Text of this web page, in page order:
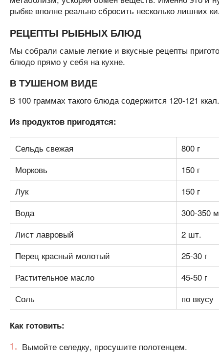
рыбке вполне реально сбросить несколько лишних
РЕЦЕПТЫ РЫБНЫХ БЛЮД
Мы собрали самые легкие и вкусные рецепты
блюдо прямо у себя на кухне.
В ТУШЕНОМ ВИДЕ
В 100 граммах такого блюда содержится 120-121 ккал.
Из продуктов пригодятся:
Сельдь свежая
800 г
Морковь
150 г
Лук
150 г
Вода
300-350
Лист лавровый
2 шт.
Перец красный молотый
25-30 г
Растительное масло
45-50 г
Соль
по вкусу
Как готовить:
Вымойте селедку, просушите полотенцем.